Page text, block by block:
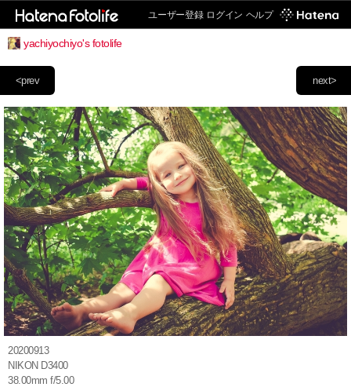
ユーザー登録 ログイン ヘルプ
yachiyochiyo's fotolife
next>
<prev
20200913
NIKON D3400
38.00mm f/5.00